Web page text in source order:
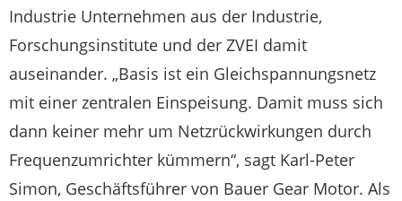
Industrie Unternehmen aus der Industrie,
Forschungsinstitute und der ZVEI damit
auseinander. „Basis ist ein Gleichspannungsnetz
mit einer zentralen Einspeisung. Damit muss sich
dann keiner mehr um Netzrückwirkungen durch
Frequenzumrichter kümmern“, sagt Karl-Peter
Simon, Geschäftsführer von Bauer Gear Motor. Als